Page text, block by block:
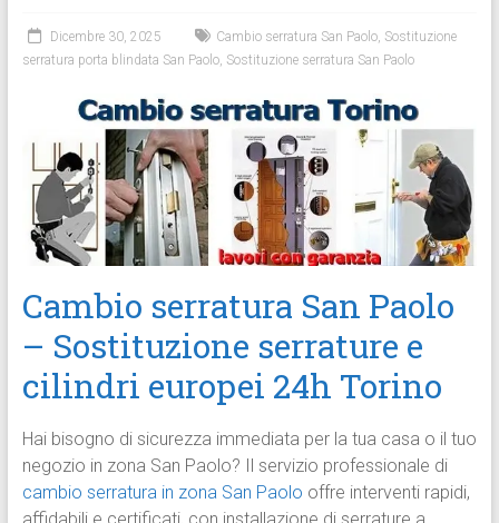
Dicembre 30, 2025 Cambio serratura San Paolo, Sostituzione
serratura porta blindata San Paolo, Sostituzione serratura San Paolo
Cambio serratura San Paolo
– Sostituzione serrature e
cilindri europei 24h Torino
Hai bisogno di sicurezza immediata per la tua casa o il tuo
negozio in zona San Paolo? Il servizio professionale di
cambio serratura in zona San Paolo offre interventi rapidi,